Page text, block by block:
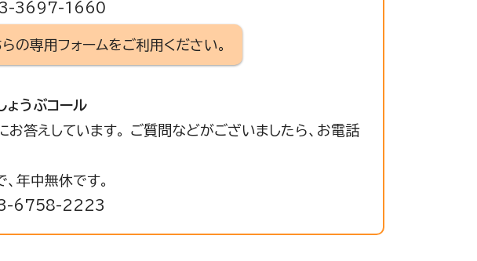
3697-1660
の専用フォームをご利用ください。
うぶコール
答えしています。 ご質問などがございましたら、お電話
年中無休です。
03-6758-2223